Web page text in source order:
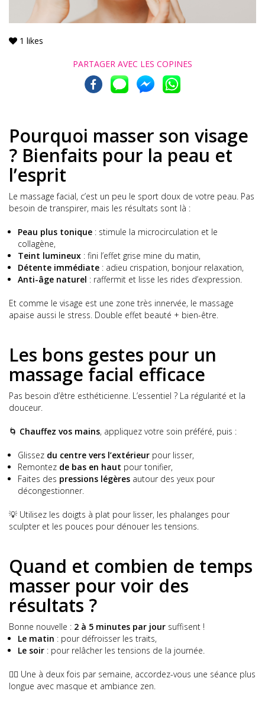
1 likes
PARTAGER AVEC LES COPINES
Pourquoi masser son visage
? Bienfaits pour la peau et
l’esprit
Le massage facial, c’est un peu le sport doux de votre peau. Pas
besoin de transpirer, mais les résultats sont là :
Peau plus tonique : stimule la microcirculation et le
collagène,
Teint lumineux : fini l’effet grise mine du matin,
Détente immédiate : adieu crispation, bonjour relaxation,
Anti-âge naturel : raffermit et lisse les rides d’expression.
Et comme le visage est une zone très innervée, le massage
apaise aussi le stress. Double effet beauté + bien-être.
Les bons gestes pour un
massage facial efficace
Pas besoin d’être esthéticienne. L’essentiel ? La régularité et la
douceur.
🌀 Chauffez vos mains, appliquez votre soin préféré, puis :
Glissez du centre vers l’extérieur pour lisser,
Remontez de bas en haut pour tonifier,
Faites des pressions légères autour des yeux pour
décongestionner.
💡 Utilisez les doigts à plat pour lisser, les phalanges pour
sculpter et les pouces pour dénouer les tensions.
Quand et combien de temps
masser pour voir des
résultats ?
Bonne nouvelle : 2 à 5 minutes par jour suffisent !
Le matin : pour défroisser les traits,
Le soir : pour relâcher les tensions de la journée.
💆‍♀️ Une à deux fois par semaine, accordez-vous une séance plus
longue avec masque et ambiance zen.